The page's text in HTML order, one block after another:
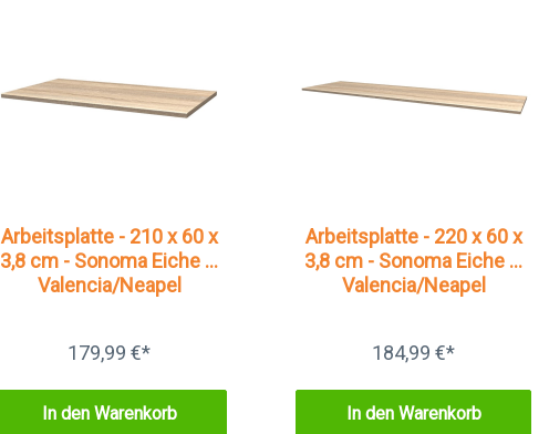
Arbeitsplatte - 210 x 60 x
3,8 cm - Sonoma Eiche –
Valencia/Neapel
179,99 €*
In den Warenkorb
Arbeitsplatte - 220 x 60 x
3,8 cm - Sonoma Eiche –
Valencia/Neapel
184,99 €*
In den Warenkorb